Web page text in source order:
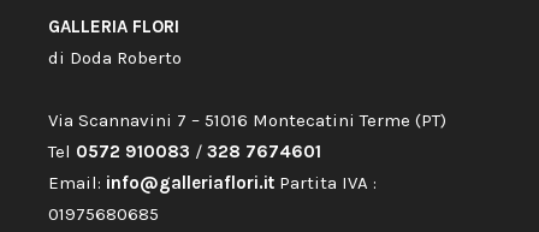
GALLERIA FLORI
di Doda Roberto
Via Scannavini 7 – 51016 Montecatini Terme (PT)
Tel 0572 910083 / 328 7674601
Email: info@galleriaflori.it Partita IVA :
01975680685